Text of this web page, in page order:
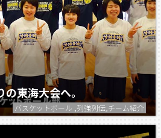
東海大会へ。
バスケットボール ,列強列伝,チーム紹介